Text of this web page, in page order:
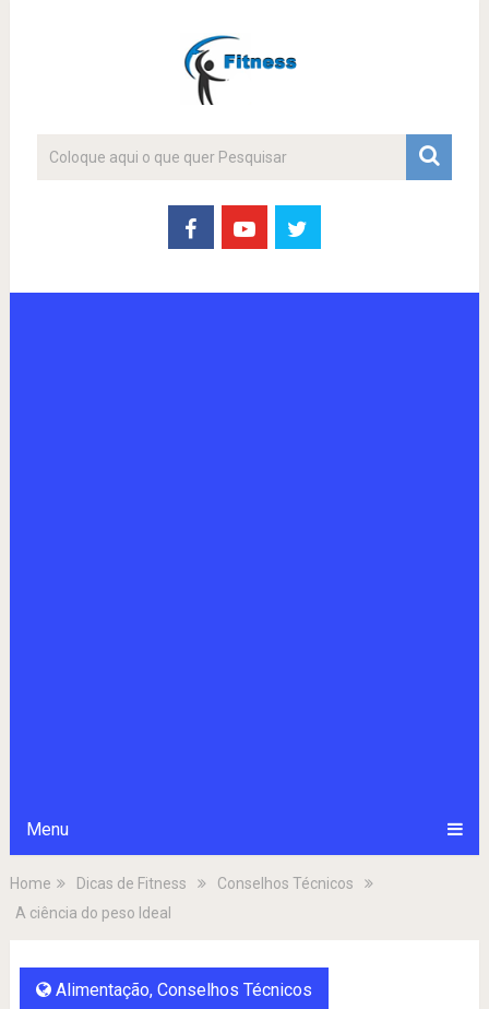
Menu
Home Dicas de Fitness
Conselhos Técnicos
A ciência do peso Ideal
Alimentação, Conselhos Técnicos